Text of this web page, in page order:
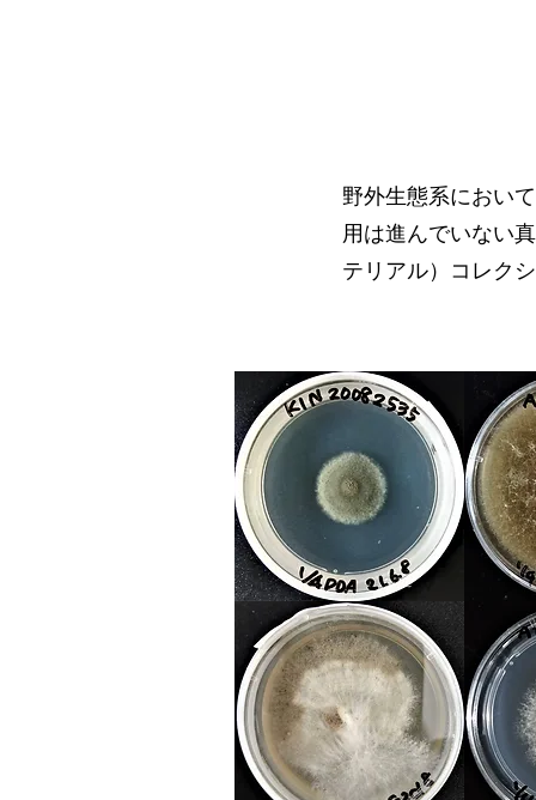
用は進んでいない
テリアル）コレク
野外生態系におい
用は進んでいない
テリアル）コレク